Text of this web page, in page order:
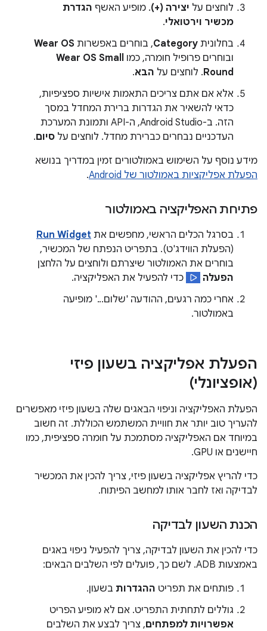
לוחצים על יצירה (+). מופיע האשף הגדרת
מכשיר וירטואלי.
בחלונית Category, בוחרים באפשרות Wear OS
ובוחרים פרופיל חומרה, כמו Wear OS Small
Round. לוחצים על הבא.
אלא אם אתם צריכים התאמות אישיות ספציפיות,
כדאי להשאיר את הגדרות ברירת המחדל במסך
הזה. ב-Android Studio, ה-API ותמונת המערכת
העדכניים נבחרים כברירת מחדל. לוחצים על סיום.
מידע נוסף על השימוש באמולטורים זמין במדריך בנושא
הפעלת אפליקציות באמולטור של Android
.
פתיחת האפליקציה באמולטור
בסרגל הכלים הראשי, מחפשים את Run Widget
(הפעלת הווידג'ט). בתפריט הנפתח של המכשיר,
בוחרים את האמולטור שיצרתם ולוחצים על הלחצן
הפעלה
כדי להפעיל את האפליקציה.
אחרי כמה רגעים, ההודעה 'שלום...' מופיעה
באמולטור.
הפעלת אפליקציה בשעון פיזי
(אופציונלי)
הפעלת האפליקציה וניפוי הבאגים שלה בשעון פיזי מאפשרים
להעריך טוב יותר את חוויית המשתמש הכוללת. זה חשוב
במיוחד אם האפליקציה מסתמכת על חומרה ספציפית, כמו
חיישנים או GPU.
כדי להריץ אפליקציה בשעון פיזי, צריך להכין את המכשיר
לבדיקה ואז לחבר אותו למחשב הפיתוח.
הכנת השעון לבדיקה
כדי להכין את השעון לבדיקה, צריך להפעיל ניפוי באגים
באמצעות ADB. לשם כך, פועלים לפי השלבים הבאים:
פותחים את תפריט ההגדרות בשעון.
גוללים לתחתית התפריט. אם לא מופיע הפריט
אפשרויות למפתחים, צריך לבצע את השלבים